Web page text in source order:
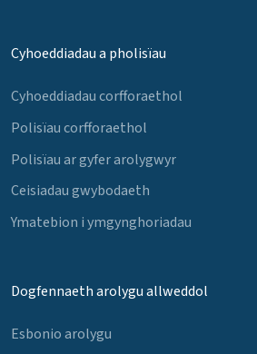
Cyhoeddiadau a pholisïau
Cyhoeddiadau corfforaethol
Polisïau corfforaethol
Polisïau ar gyfer arolygwyr
Ceisiadau gwybodaeth
Ymatebion i ymgynghoriadau
Dogfennaeth arolygu allweddol
Esbonio arolygu